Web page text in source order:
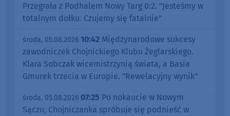
Przegrała z Podhalem Nowy Targ 0:2. "Jesteśmy w
totalnym dołku. Czujemy się fatalnie"
środa, 05.08.2026 10:42 Międzynarodowe sukcesy
zawodniczek Chojnickiego Klubu Żeglarskiego.
Klara Sobczak wicemistrzynią świata, a Basia
Gmurek trzecia w Europie. "Rewelacyjny wynik"
środa, 05.08.2026 07:25 Po nokaucie w Nowym
Sączu, Chojniczanka spróbuje się podnieść w